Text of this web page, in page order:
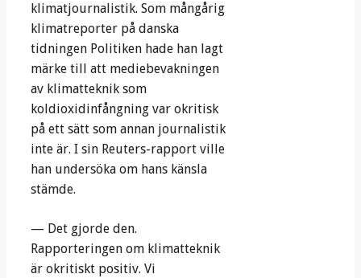
klimatjournalistik. Som mångårig
klimatreporter på danska
tidningen Politiken hade han lagt
märke till att mediebevakningen
av klimatteknik som
koldioxidinfångning var okritisk
på ett sätt som annan journalistik
inte är. I sin Reuters-rapport ville
han undersöka om hans känsla
stämde.
— Det gjorde den.
Rapporteringen om klimatteknik
är okritiskt positiv. Vi